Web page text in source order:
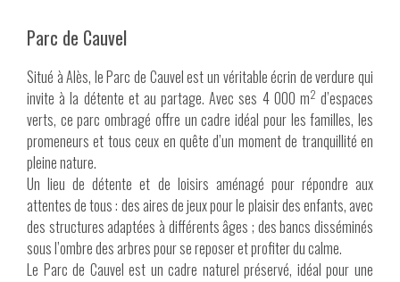
Parc de Cauvel
Situé à Alès, le Parc de Cauvel est un véritable écrin de verdure qui
invite à la détente et au partage. Avec ses 4 000 m2 d’espaces
verts, ce parc ombragé offre un cadre idéal pour les familles, les
promeneurs et tous ceux en quête d’un moment de tranquillité en
pleine nature.
Un lieu de détente et de loisirs aménagé pour répondre aux
attentes de tous : des aires de jeux pour le plaisir des enfants, avec
des structures adaptées à différents âges ; des bancs disséminés
sous l’ombre des arbres pour se reposer et profiter du calme.
Le Parc de Cauvel est un cadre naturel préservé, idéal pour une